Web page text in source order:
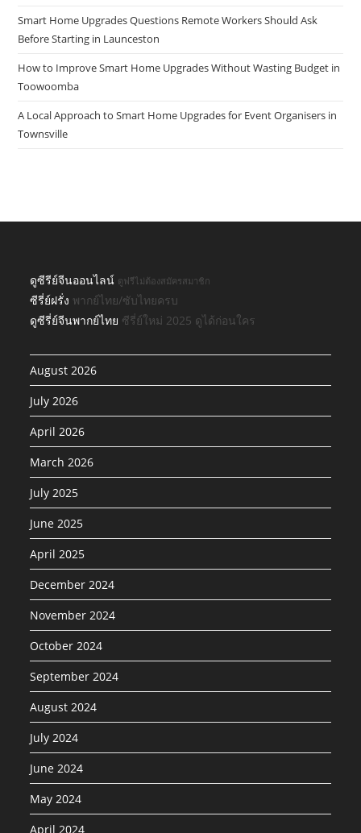
Smart Home Upgrades Questions Remote Workers Should Ask
Before Starting in Launceston
How to Improve Smart Home Upgrades Without Wasting Budget in
Toowoomba
A Local Approach to Smart Home Upgrades for Event Organisers in
Townsville
ดูซีรีย์จีนออนไลน์ ดูฟรีไม่ต้องสมัครสมาชิก
ซีรี่ย์ฝรั่ง พากย์ไทย/ซับไทยครบ
ดูซีรี่ย์จีนพากย์ไทย ซีรี่ย์ใหม่ 2025 ดูได้ก่อนใคร
August 2026
July 2026
April 2026
March 2026
July 2025
June 2025
April 2025
December 2024
November 2024
October 2024
September 2024
August 2024
July 2024
June 2024
May 2024
April 2024